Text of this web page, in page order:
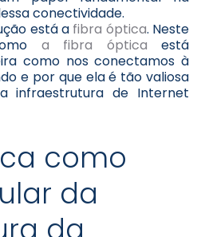
conectividade.
está a fibra óptica. Neste
a fibra óptica está
como nos conectamos à
e por que ela é tão valiosa
infraestrutura de Internet
como
da